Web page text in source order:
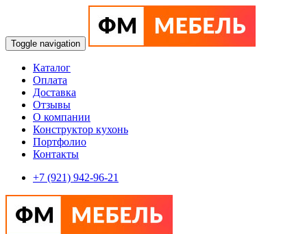
Toggle navigation
Каталог
Оплата
Доставка
Отзывы
О компании
Конструктор кухонь
Портфолио
Контакты
+7 (921) 942-96-21